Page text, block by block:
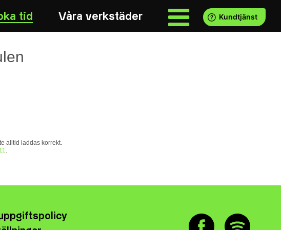
tid Våra verkstäder
alltid laddas korrekt.
.